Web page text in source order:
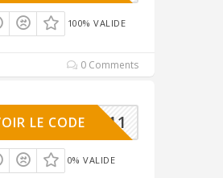
100% VALIDE
0 Comments
VP0811
LE CODE
0% VALIDE